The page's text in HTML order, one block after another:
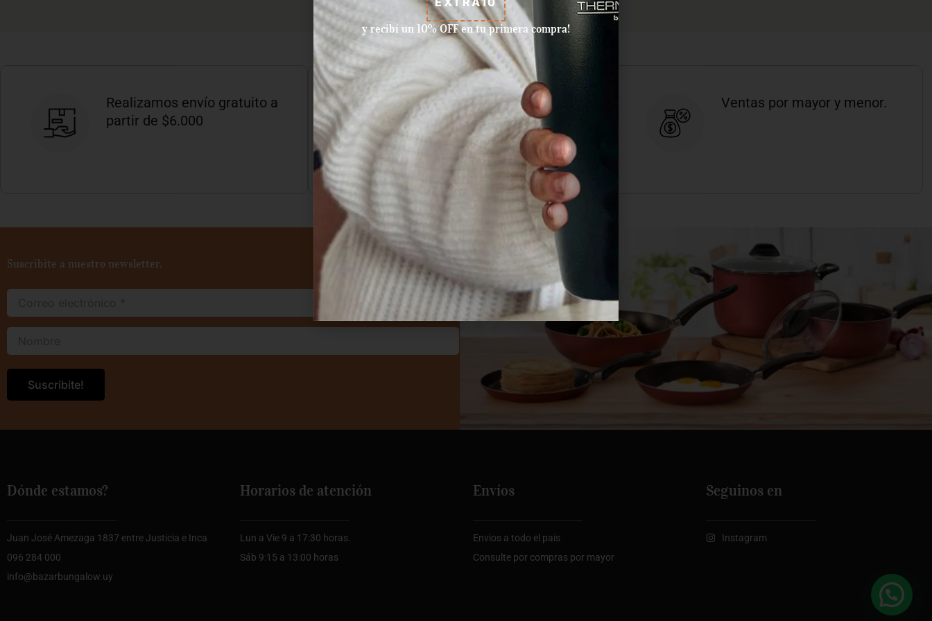
Realizamos envío gratuito a
partir de $6.000
Aceptamos pagos con tarjeta
de crédito, débito, efectivo, y
dinero disponible en Mercado
Pago.
Ventas por mayor y menor.
Suscribite a nuestro newsletter.
Dónde estamos?
Juan José Amezaga 1837 entre Justicia e Inca
096 284 000
info@bazarbungalow.uy
Horarios de atención
Lun a Vie 9 a 17:30 horas.
Sáb 9:15 a 13:00 horas
Envíos
Envios a todo el país
Consulte por compras por mayor
Seguinos en
Instagram
y recibí un 10% OFF en tu primera compra!